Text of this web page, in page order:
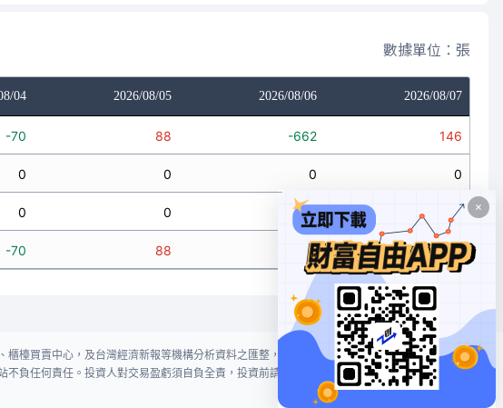
數據單位：張
04 2026/08/05 2026/08/06 2026/08/07
-70 88 -662 146
0 0 0 0
0 0 -6 -2
-70 88 -668 144
檯買賣中心，及台灣經濟新報等機構分析資料之匯整，本網站對投資人買賣不作任何建議或暗
負任何責任。投資人對交易盈虧須自負全責，投資前請謹慎評估風險。